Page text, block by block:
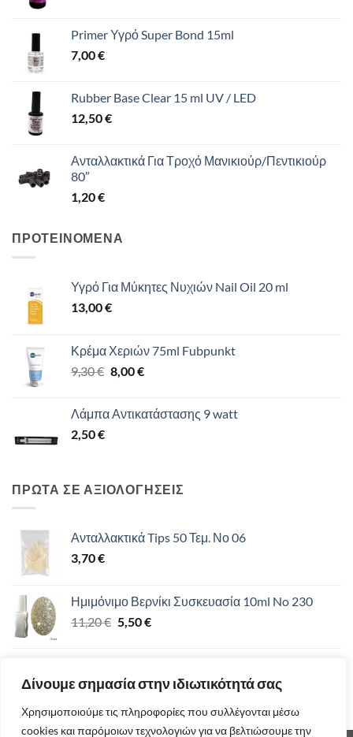
Δίνουμε σημασία στην ιδιωτικότητά σας
Χρησιμοποιούμε τις πληροφορίες που συλλέγονται μέσω
cookies και παρόμοιων τεχνολογιών για να βελτιώσουμε την
Primer Υγρό Super Bond 15ml
7,00€
Rubber Base Clear 15 ml UV / LED
12,50€
Ανταλλακτικά Για Τροχό Μανικιούρ/Πεντικιούρ
80″
1,20€
ΠΡΟΤΕΙΝΟΜΕΝΑ
Υγρό Για Μύκητες Νυχιών Nail Oil 20 ml
13,00€
Κρέμα Χεριών 75ml Fubpunkt
9,30€ Original
9,30 €.
8,00€Η
είναι:
Λάμπα Αντικατάστασης 9 watt
2,50€
ΠΡΩΤΑ ΣΕ ΑΞΙΟΛΟΓΗΣΕΙΣ
Ανταλλακτικά Tips 50 Τεμ. Νο 06
3,70€
Ημιμόνιμο Βερνίκι Συσκευασία 10ml No 230
11,20€ Original
5,50€Η
5,50 €.
11,50€